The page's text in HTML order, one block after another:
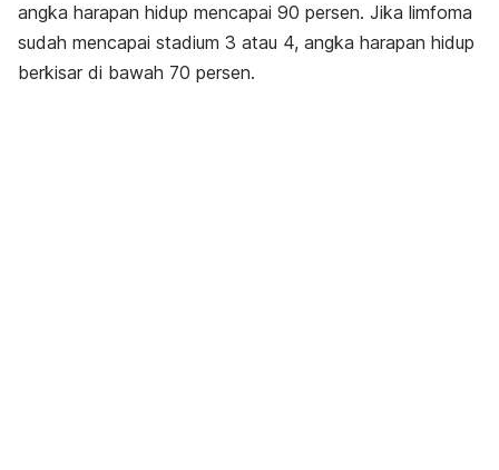
angka harapan hidup mencapai 90 persen. Jika limfoma
sudah mencapai stadium 3 atau 4, angka harapan hidup
berkisar di bawah 70 persen.